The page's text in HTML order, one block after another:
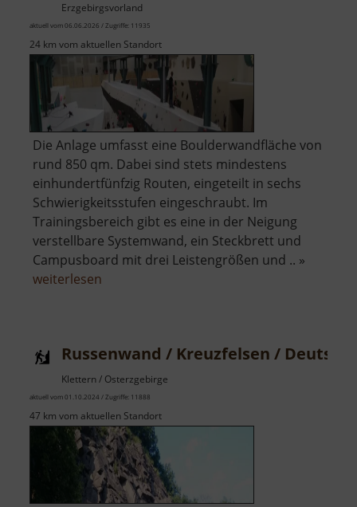
Erzgebirgsvorland
aktuell vom 06.06.2026 / Zugriffe: 11935
24 km vom aktuellen Standort
Die Anlage umfasst eine Boulderwandfläche von
rund 850 qm. Dabei sind stets mindestens
einhundertfünfzig Routen, eingeteilt in sechs
Schwierigkeitsstufen eingeschraubt. Im
Trainingsbereich gibt es eine in der Neigung
verstellbare Systemwand, ein Steckbrett und
Campusboard mit drei Leistengrößen und .. »
weiterlesen
Russenwand / Kreuzfelsen /
Klettern / Osterzgebirge
aktuell vom 01.10.2024 / Zugriffe: 11888
47 km vom aktuellen Standort